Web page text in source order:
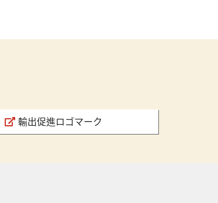
輸出促進ロゴマーク